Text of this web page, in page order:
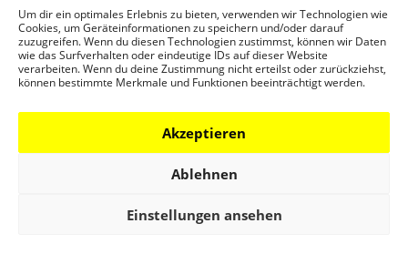
Um dir ein optimales Erlebnis zu bieten, verwenden wir Technologien wie
Cookies, um Geräteinformationen zu speichern und/oder darauf
zuzugreifen. Wenn du diesen Technologien zustimmst, können wir Daten
wie das Surfverhalten oder eindeutige IDs auf dieser Website
verarbeiten. Wenn du deine Zustimmung nicht erteilst oder zurückziehst,
können bestimmte Merkmale und Funktionen beeinträchtigt werden.
Akzeptieren
Ablehnen
Einstellungen ansehen
Horák Projekttag für Schulklassen: „Stadt für alle“ /
Die Stadt durch die Augen der Fußgänger –
Interaktiver Workshop und „Stadtsafari“ 3., 4. oder 5.